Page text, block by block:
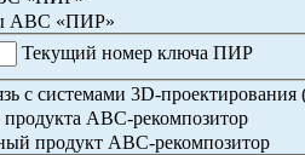
АВС «ПИР»
Текущий номер ключа ПИР
системами 3D-проектирования
АВС-рекомпозитор
продукт АВС-рекомпозитор